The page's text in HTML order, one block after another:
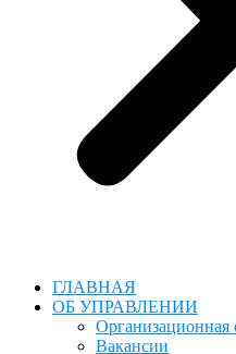
ГЛАВНАЯ
ОБ УПРАВЛЕНИИ
Организационная
Вакансии